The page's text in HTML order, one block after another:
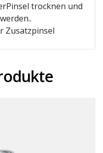
trocknen und
Zusatzpinsel